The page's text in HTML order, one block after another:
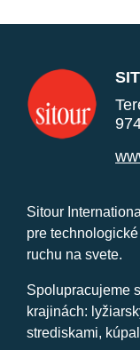
Sitour
pre
ruchu na svete.
Spolupracujeme
krajinách:
strediskami,